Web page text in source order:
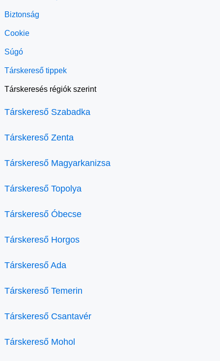
Biztonság
Cookie
Súgó
Társkereső tippek
Társkeresés régiók szerint
Társkereső Szabadka
Társkereső Zenta
Társkereső Magyarkanizsa
Társkereső Topolya
Társkereső Óbecse
Társkereső Horgos
Társkereső Ada
Társkereső Temerin
Társkereső Csantavér
Társkereső Mohol